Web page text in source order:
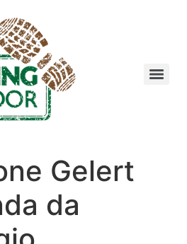
Gelert
da